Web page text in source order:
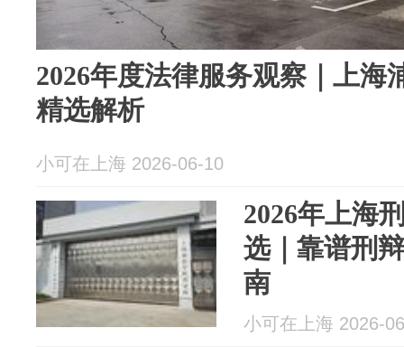
2026年度法律服务观察｜上海
精选解析
小可在上海 2026-06-10
2026年上海
选｜靠谱刑
南
小可在上海 2026-